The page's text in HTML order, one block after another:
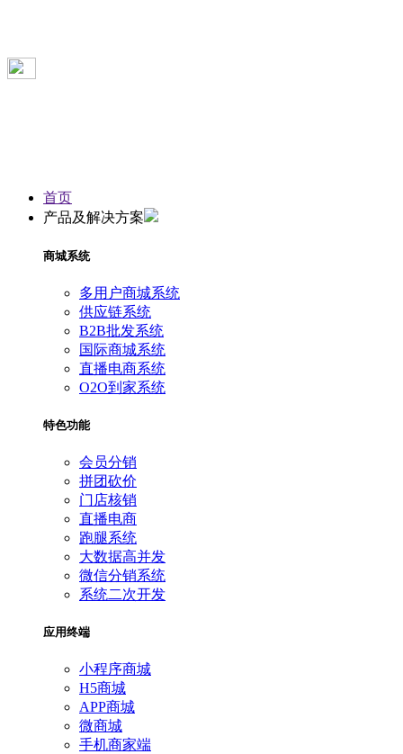
首页
产品及解决方案
商城系统
多用户商城系统
供应链系统
B2B批发系统
国际商城系统
直播电商系统
O2O到家系统
特色功能
会员分销
拼团砍价
门店核销
直播电商
跑腿系统
大数据高并发
微信分销系统
系统二次开发
应用终端
小程序商城
H5商城
APP商城
微商城
手机商家端